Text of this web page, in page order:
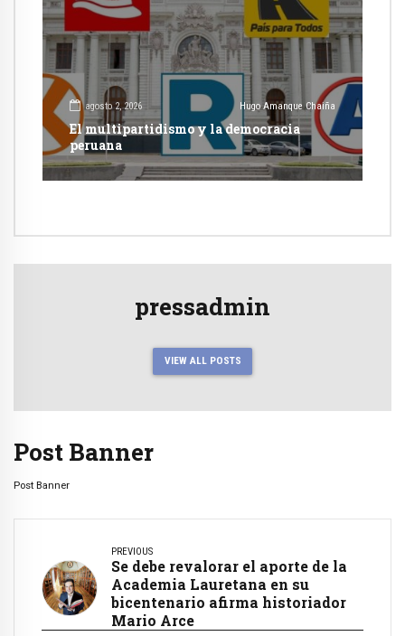
agosto 2, 2026 Hugo Amanque Chaiña
El multipartidismo y la democracia
peruana
pressadmin
VIEW ALL POSTS
Post Banner
Post Banner
PREVIOUS
Se debe revalorar el aporte de la
Academia Lauretana en su
bicentenario afirma historiador
Mario Arce